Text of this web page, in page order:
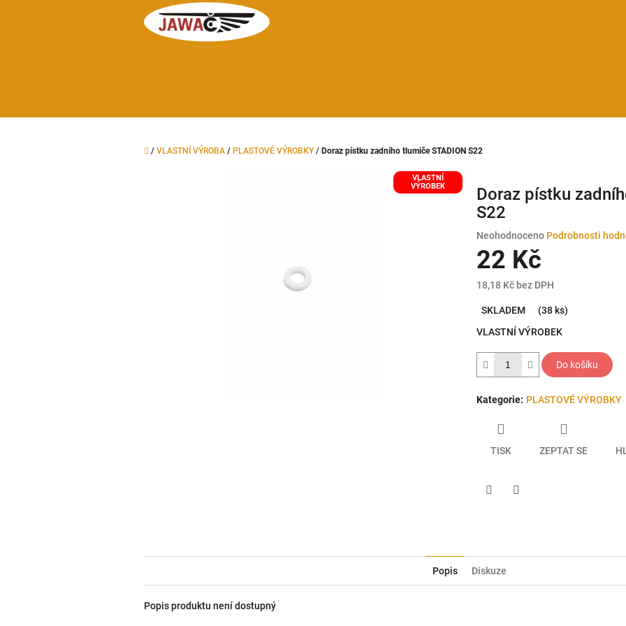
Domů
/ VLASTNÍ VÝROBA / PLASTOVÉ VÝROBKY / Doraz pístku zadního tlumiče STADION S22
VLASTNÍ
VÝROBEK
Doraz pístku
S22
Průměrné
hodnocení
produktu
0,0
hvězdiček.
Neohodnoceno Podrobnosti
22 Kč
18,18 Kč bez DPH
cena:
SKLADEM
(38 ks)
VLASTNÍ VÝROBEK
Do košíku
Kategorie: PLASTOVÉ VÝROBKY
TISK ZEPTAT SE
Popis Diskuze
Popis produktu není dostupný